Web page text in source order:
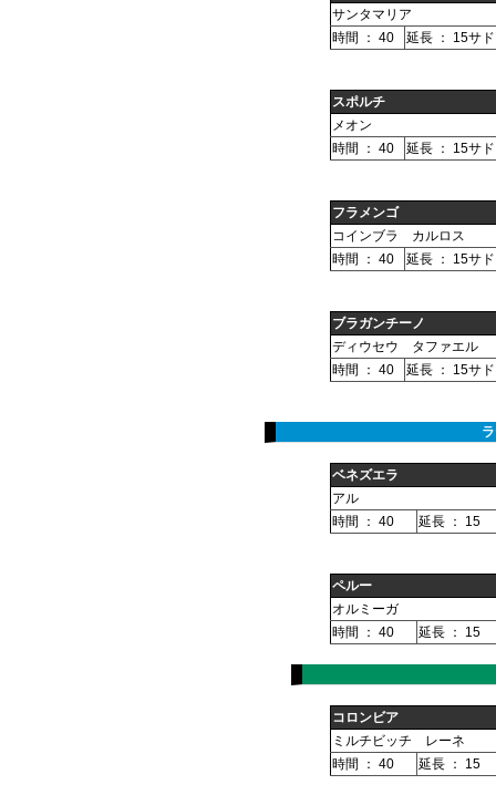
サンタマリア
時間 ： 40
延長 ： 15サ
スポルチ
メオン
時間 ： 40
延長 ： 15サ
フラメンゴ
コインブラ カルロス
時間 ： 40
延長 ： 15サ
ブラガンチーノ
ディウセウ タファエル
時間 ： 40
延長 ： 15サ
ベネズエラ
アル
時間 ： 40
延長 ： 15
ペルー
オルミーガ
時間 ： 40
延長 ： 15
コロンビア
ミルチビッチ レーネ
時間 ： 40
延長 ： 15